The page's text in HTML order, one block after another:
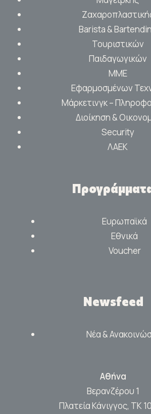
Barista &
Τουριστικών
Παιδαγωγικών
ΜΜΕ
Εφαρμοσμένων
Μάρκετινγκ –
Διοίκηση &
Security
ΛΑΕΚ
Ευρωπαϊκά
Εθνικά
Voucher
Newsfeed
Νέα &
Αθήνα
Βερανζέρου 1
Πλατεία Κάνιγγος, ΤΚ